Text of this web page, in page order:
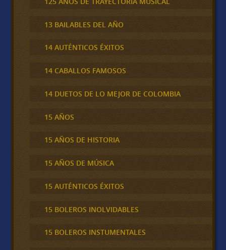
13 BAILABLES DEL AÑO
14 AUTÉNTICOS ÉXITOS
14 CABALLOS FAMOSOS
14 DUETOS DE LO MEJOR DE COLOMBIA
15 AÑOS
15 AÑOS DE HISTORIA
15 AÑOS DE MÚSICA
15 AUTÉNTICOS ÉXITOS
15 BOLEROS INOLVIDABLES
15 BOLEROS INSTUMENTALES